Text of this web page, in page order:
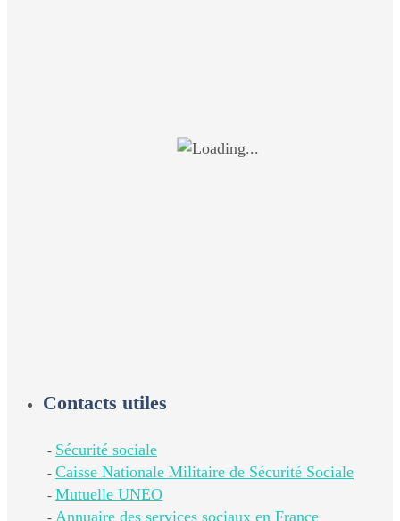
Contacts utiles
- Sécurité sociale
- Caisse Nationale Militaire de Sécurité Sociale
- Mutuelle UNEO
- Annuaire des services sociaux en France